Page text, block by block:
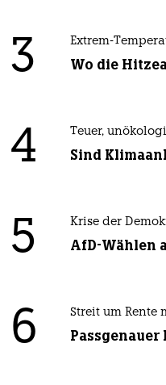
3 Extrem-
Wo die
4 Teuer,
Sind
5 Krise der
AfD-Wählen
6 Streit um Rente
Passgenauer